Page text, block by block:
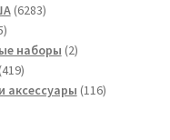
62836283
5
товаров
наборы 22
419419
товаров
аксессуары 116116